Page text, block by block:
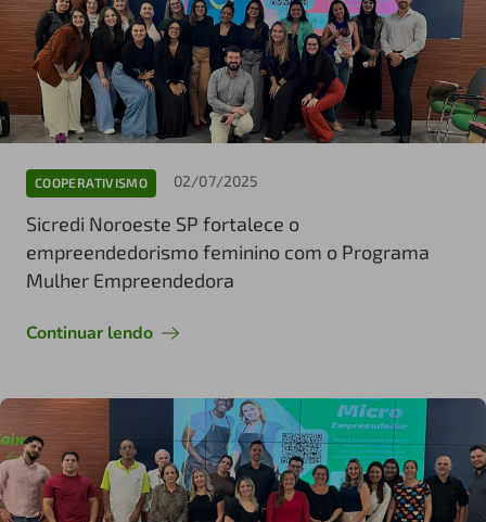
COOPERATIVISMO 02/07/2025
Sicredi Noroeste SP fortalece o
empreendedorismo feminino com o Programa
Mulher Empreendedora
Continuar lendo